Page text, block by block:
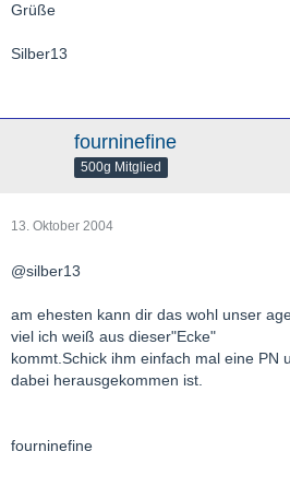
Grüße
Silber13
fourninefine
500g Mitglied
13. Oktober 2004
@silber13
am ehesten kann dir das wohl unser
viel ich weiß aus dieser"Ecke"
kommt.Schick ihm einfach mal eine PN
dabei herausgekommen ist.
fourninefine